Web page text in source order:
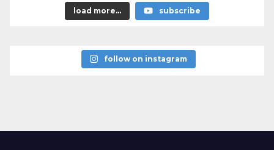
load more... subscribe
follow on instagram